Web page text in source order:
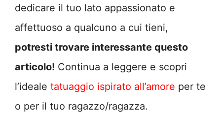
dedicare il tuo lato appassionato e
affettuoso a qualcuno a cui tieni,
potresti trovare interessante questo
articolo! Continua a leggere e scopri
l’ideale tatuaggio ispirato all’amore per te
o per il tuo ragazzo/ragazza.